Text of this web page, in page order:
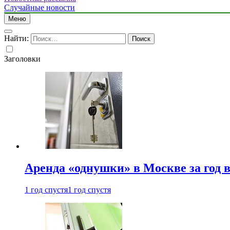
Случайные новости
Меню
Найти:
Заголовки
Аренда «однушки» в Москве за год
1 год спустя1 год спустя